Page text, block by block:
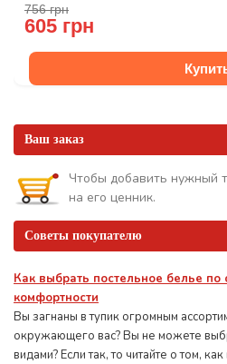
756 грн
605 грн
Ваш заказ
Чтобы добавить нужный
на его ценник.
Советы покупателю
Как выбрать постельное белье по
комфортности
Вы загнаны в тупик огромным
окружающего вас? Вы не можете
видами? Если так, то читайте о том,